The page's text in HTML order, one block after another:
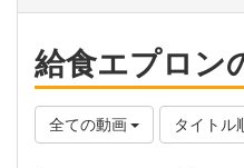
給食エプロン
全ての動画 タイトル